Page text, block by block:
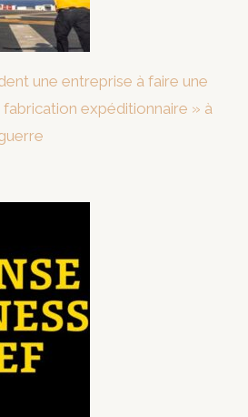
une entreprise à faire une
expéditionnaire » à